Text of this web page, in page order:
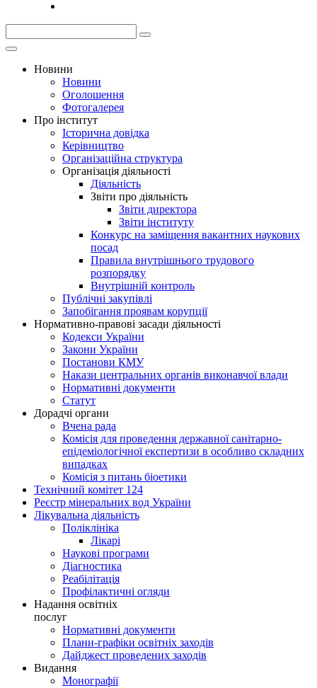
Новини
Новини
Оголошення
Фотогалерея
Про інститут
Історична довідка
Керівництво
Організаційна структура
Організація діяльності
Діяльність
Звіти про діяльність
Звіти директора
Звіти інституту
Конкурс на заміщення вакантних наукових
посад
Правила внутрішнього трудового
розпорядку
Внутрішній контроль
Публічні закупівлі
Запобігання проявам корупції
Нормативно-правові засади діяльності
Кодекси України
Закони України
Постанови КМУ
Накази центральних органів виконавчої влади
Нормативні документи
Статут
Дорадчі органи
Вчена рада
Комісія для проведення державної санітарно-
епідеміологічної експертизи в особливо складних
випадках
Комісія з питань біоетики
Технічний комітет 124
Реєстр мінеральних вод України
Лікувальна діяльність
Поліклініка
Лікарі
Наукові програми
Діагностика
Реабілітація
Профілактичні огляди
Надання освітніх
послуг
Нормативні документи
Плани-графіки освітніх заходів
Дайджест проведених заходів
Видання
Монографії